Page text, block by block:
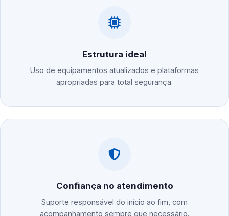
Estrutura ideal
Uso de equipamentos atualizados e plataformas
apropriadas para total segurança.
Confiança no atendimento
Suporte responsável do início ao fim, com
acompanhamento sempre que necessário.